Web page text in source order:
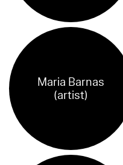
Maria Barnas
(artist)